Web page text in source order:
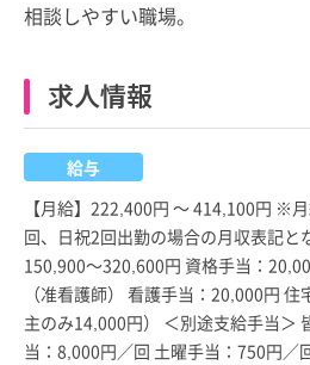
相談しやすい職場。
求人情報
給与
【月給】222,400円 ～ 414,100円 ※
回、日祝2回出勤の場合の月収表記と
150,900～320,600円 資格手当：
（准看護師） 看護手当：20,000円
主のみ14,000円） ＜別途支給手当＞
当：8,000円／回 土曜手当：750円／